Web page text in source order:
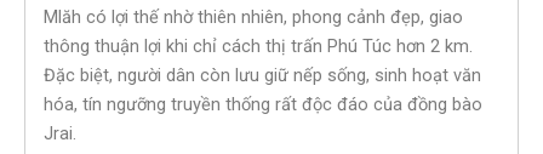
Mlăh có lợi thế nhờ thiên nhiên, phong cảnh đẹp, giao
thông thuận lợi khi chỉ cách thị trấn Phú Túc hơn 2 km.
Đặc biệt, người dân còn lưu giữ nếp sống, sinh hoạt văn
hóa, tín ngưỡng truyền thống rất độc đáo của đồng bào
Jrai.